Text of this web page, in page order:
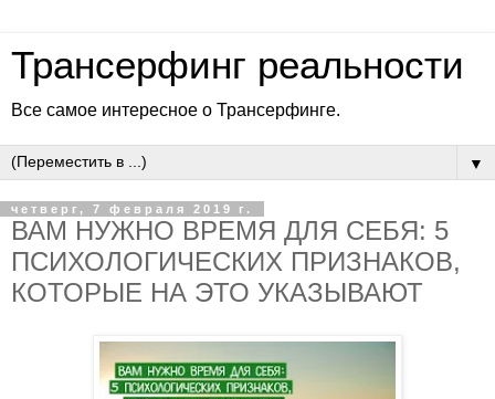
Трансерфинг реальности
Все самое интересное о Трансерфинге.
▼
четверг, 7 февраля 2019 г.
ВАМ НУЖНО ВРЕМЯ ДЛЯ СЕБЯ: 5
ПСИХОЛОГИЧЕСКИХ ПРИЗНАКОВ,
КОТОРЫЕ НА ЭТО УКАЗЫВАЮТ